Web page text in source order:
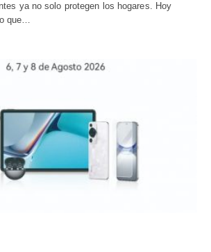
ya no solo protegen los hogares. Hoy
que…